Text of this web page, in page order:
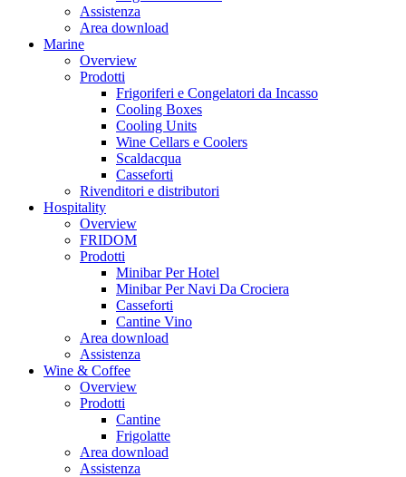
Assistenza
Area download
Marine
Overview
Prodotti
Frigoriferi e Congelatori da Incasso
Cooling Boxes
Cooling Units
Wine Cellars e Coolers
Scaldacqua
Casseforti
Rivenditori e distributori
Hospitality
Overview
FRIDOM
Prodotti
Minibar Per Hotel
Minibar Per Navi Da Crociera
Casseforti
Cantine Vino
Area download
Assistenza
Wine & Coffee
Overview
Prodotti
Cantine
Frigolatte
Area download
Assistenza